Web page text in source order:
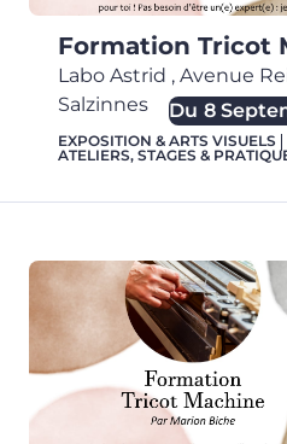
Formation Tricot
Du 8
Labo Astrid , Avenue
Salzinnes
EXPOSITION & ARTS VISUELS
ATELIERS, STAGES &